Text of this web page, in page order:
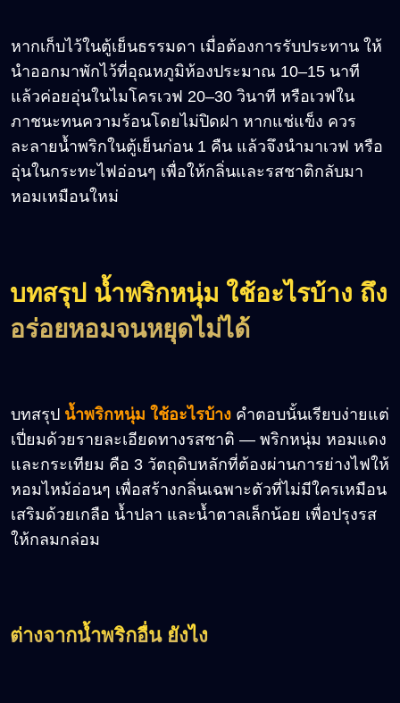
หากเก็บไว้ในตู้เย็นธรรมดา เมื่อต้องการรับประทาน ให้
นำออกมาพักไว้ที่อุณหภูมิห้องประมาณ 10–15 นาที
แล้วค่อยอุ่นในไมโครเวฟ 20–30 วินาที หรือเวฟใน
ภาชนะทนความร้อนโดยไม่ปิดฝา หากแช่แข็ง ควร
ละลายน้ำพริกในตู้เย็นก่อน 1 คืน แล้วจึงนำมาเวฟ หรือ
อุ่นในกระทะไฟอ่อนๆ เพื่อให้กลิ่นและรสชาติกลับมา
หอมเหมือนใหม่
บทสรุป น้ำพริกหนุ่ม ใช้อะไรบ้าง ถึง
อร่อยหอมจนหยุดไม่ได้
บทสรุป น้ำพริกหนุ่ม ใช้อะไรบ้าง คำตอบนั้นเรียบง่ายแต่
เปี่ยมด้วยรายละเอียดทางรสชาติ — พริกหนุ่ม หอมแดง
และกระเทียม คือ 3 วัตถุดิบหลักที่ต้องผ่านการย่างไฟให้
หอมไหม้อ่อนๆ เพื่อสร้างกลิ่นเฉพาะตัวที่ไม่มีใครเหมือน
เสริมด้วยเกลือ น้ำปลา และน้ำตาลเล็กน้อย เพื่อปรุงรส
ให้กลมกล่อม
ต่างจากน้ำพริกอื่น ยังไง